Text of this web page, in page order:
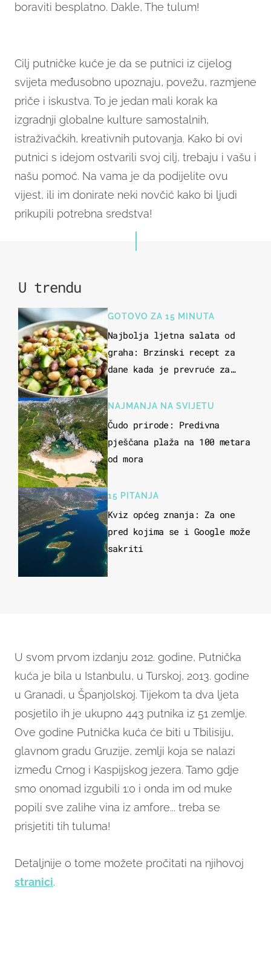
boraviti besplatno. Dakle, The tulum!
Cilj putničke kuće je da se putnici iz cijelog
svijeta međusobno upoznaju, povežu, razmjene
priče i iskustva. To je jedan mali korak ka
izgradnji globalne kulture samostalnih,
istraživačkih, kreativnih putovanja. Kako bi ovi
putnici s idejom ostvarili svoj cilj, trebaju i vašu i
našu pomoć. Na vama je da podijelite ovu
vijest, ili im donirate neki novčić kako bi ljudi
prikupili potrebna sredstva!
U trendu
GOTOVO ZA 15 MINUTA
Najbolja ljetna salata od
graha: Brzinski recept za
dane kada je prevruće za
NAJMANJA NA SVIJETU
Čudo prirode: Predivna
pješčana plaža na 100 metara
od mora
15 PITANJA
Kviz općeg znanja: Za one
pred kojima se i Google može
sakriti
U svom prvom izdanju 2012. godine, Putnička
kuća je bila u Istanbulu, u Turskoj, 2013. godine
u Granadi, u Španjolskoj. Tijekom ta dva ljeta
posjetilo ih je ukupno 443 putnika iz 51 zemlje.
Ove godine Putnička kuća će biti u Tbilisiju,
glavnom gradu Gruzije, zemlji koja se nalazi
između Crnog i Kaspijskog jezera. Tamo gdje
smo onomad izgubili 1:0 i onda im od muke
popili sve zalihe vina iz amfore... treba se
prisjetiti tih tuluma!
Detaljnije o tome možete pročitati na njihovoj
stranici.